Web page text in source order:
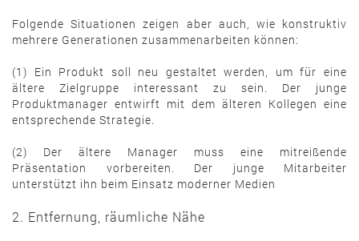
Folgende Situationen zeigen aber auch, wie konstruktiv
mehrere Generationen zusammenarbeiten können:
(1) Ein Produkt soll neu gestaltet werden, um für eine
ältere Zielgruppe interessant zu sein. Der junge
Produktmanager entwirft mit dem älteren Kollegen eine
entsprechende Strategie.
(2) Der ältere Manager muss eine mitreißende
Präsentation vorbereiten. Der junge Mitarbeiter
unterstützt ihn beim Einsatz moderner Medien
2. Entfernung, räumliche Nähe